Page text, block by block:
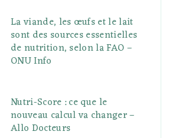
La viande, les œufs et le lait
sont des sources essentielles
de nutrition, selon la FAO –
ONU Info
Nutri-Score : ce que le
nouveau calcul va changer –
Allo Docteurs